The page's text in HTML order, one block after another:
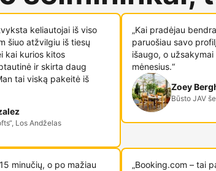
keliautojai iš viso
šiuo atžvilgiu iš tiesų
kai kurios kitos
ir skirta daug
tai viską pakeitė iš
Los Andželas
„Kai pradėjau
paruošiau savo
išaugo, o
mėnesius.“
Zoey
Būsto JAV
minučių, o po mažiau „Booking.com – tai